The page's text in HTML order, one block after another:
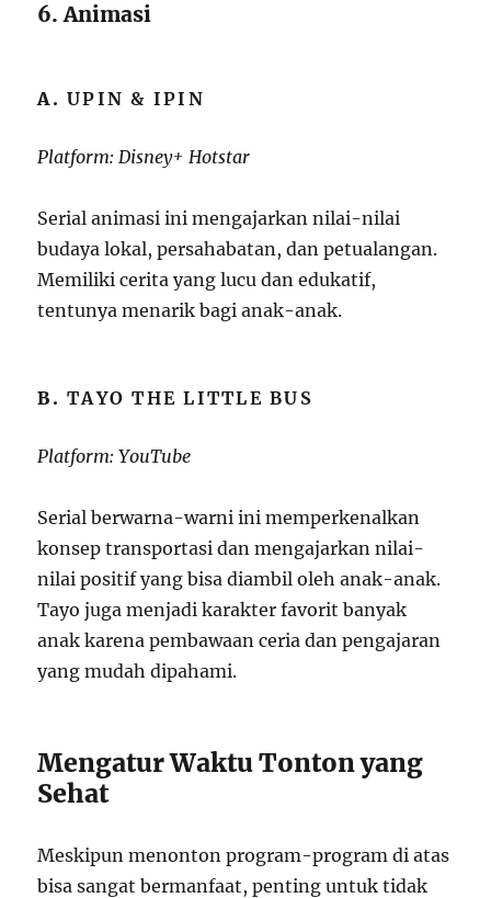
6. Animasi
A.UPIN & IPIN
Platform: Disney+ Hotstar
Serial animasi ini mengajarkan nilai-nilai
budaya lokal, persahabatan, dan petualangan.
Memiliki cerita yang lucu dan edukatif,
tentunya menarik bagi anak-anak.
B.TAYO THE LITTLE BUS
Platform: YouTube
Serial berwarna-warni ini memperkenalkan
konsep transportasi dan mengajarkan nilai-
nilai positif yang bisa diambil oleh anak-anak.
Tayo juga menjadi karakter favorit banyak
anak karena pembawaan ceria dan pengajaran
yang mudah dipahami.
Mengatur Waktu Tonton yang
Sehat
Meskipun menonton program-program di atas
bisa sangat bermanfaat, penting untuk tidak